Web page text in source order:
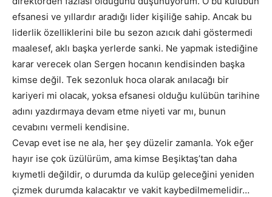
efsanesi ve yıllardır aradığı lider kişiliğe sahip. Ancak bu
liderlik özelliklerini bile bu sezon azıcık dahi göstermedi
maalesef, aklı başka yerlerde sanki. Ne yapmak istediğine
karar verecek olan Sergen hocanın kendisinden başka
kimse değil. Tek sezonluk hoca olarak anılacağı bir
kariyeri mi olacak, yoksa efsanesi olduğu kulübün tarihine
adını yazdırmaya devam etme niyeti var mı, bunun
cevabını vermeli kendisine.
Cevap evet ise ne ala, her şey düzelir zamanla. Yok eğer
hayır ise çok üzülürüm, ama kimse Beşiktaş’tan daha
kıymetli değildir, o durumda da kulüp geleceğini yeniden
çizmek durumda kalacaktır ve vakit kaybedilmemelidir…